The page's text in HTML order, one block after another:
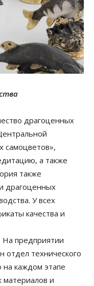
драгоценных
самоцветов»,
а также
также
драгоценных
У всех
качества и
На предприятии
отдел технического
на каждом этапе
материалов и